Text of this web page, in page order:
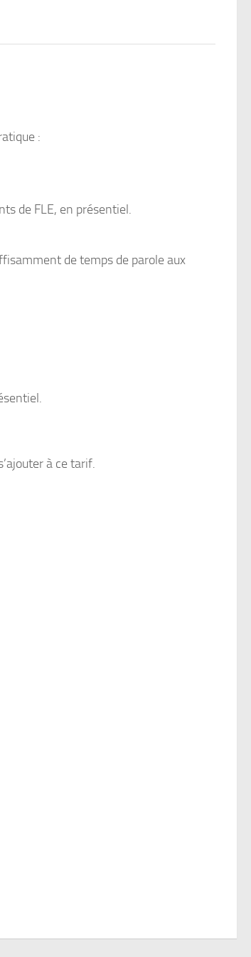
:
de FLE, en présentiel.
de temps de parole aux
à ce tarif.